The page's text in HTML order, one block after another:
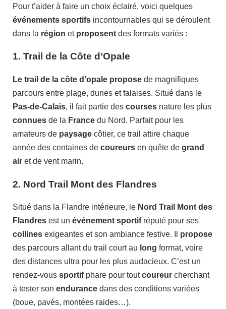
Pour t’aider à faire un choix éclairé, voici quelques
événements sportifs incontournables qui se déroulent
dans la région et proposent des formats variés :
1. Trail de la Côte d’Opale
Le trail de la côte d’opale propose de magnifiques
parcours entre plage, dunes et falaises. Situé dans le
Pas-de-Calais, il fait partie des courses nature les plus
connues de la France du Nord. Parfait pour les
amateurs de paysage côtier, ce trail attire chaque
année des centaines de coureurs en quête de grand
air et de vent marin.
2. Nord Trail Mont des Flandres
Situé dans la Flandre intérieure, le Nord Trail Mont des
Flandres est un événement sportifréputé pour ses
collines exigeantes et son ambiance festive. Il propose
des parcours allant du trail court au long format, voire
des distances ultra pour les plus audacieux. C’est un
rendez-vous sportifphare pour toutcoureur cherchant
à tester son endurance dans des conditions variées
(boue, pavés, montées raides…).